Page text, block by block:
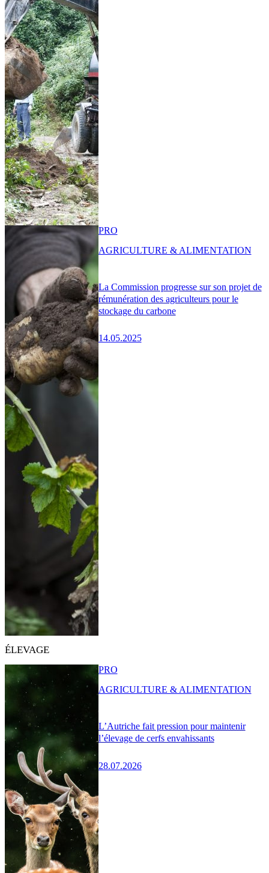
La Commission progresse sur son projet de
rémunération des agriculteurs pour le
stockage du carbone
14.05.2025
PRO
AGRICULTURE & ALIMENTATION
ÉLEVAGE
L’Autriche fait pression pour maintenir
l’élevage de cerfs envahissants
28.07.2026
PRO
AGRICULTURE & ALIMENTATION